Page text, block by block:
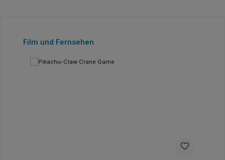
Skip product gallery
Film und Fernsehen